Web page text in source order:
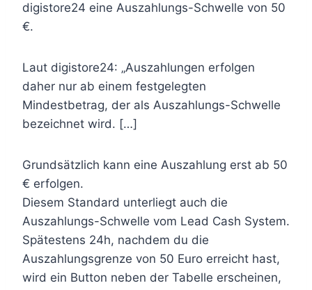
digistore24 eine Auszahlungs-Schwelle von 50
€.
Laut digistore24: „Auszahlungen erfolgen
daher nur ab einem festgelegten
Mindestbetrag, der als Auszahlungs-Schwelle
bezeichnet wird. […]
Grundsätzlich kann eine Auszahlung erst ab 50
€ erfolgen.
Diesem Standard unterliegt auch die
Auszahlungs-Schwelle vom Lead Cash System.
Spätestens 24h, nachdem du die
Auszahlungsgrenze von 50 Euro erreicht hast,
wird ein Button neben der Tabelle erscheinen,